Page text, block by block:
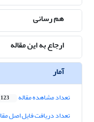
هم رسانی
ارجاع به این مقاله
آمار
تعداد مشاهده مقاله 123
تعداد دریافت فایل اصل